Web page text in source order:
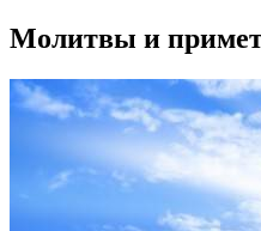
Молитвы и